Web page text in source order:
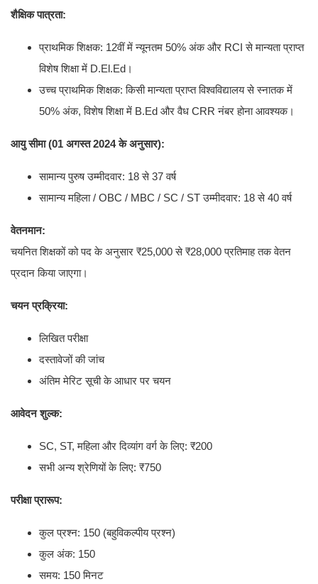
शैक्षिक पात्रता:
प्राथमिक शिक्षक: 12वीं में न्यूनतम 50% अंक और RCI से मान्यता प्राप्त
विशेष शिक्षा में D.El.Ed।
उच्च प्राथमिक शिक्षक: किसी मान्यता प्राप्त विश्वविद्यालय से स्नातक में
50% अंक, विशेष शिक्षा में B.Ed और वैध CRR नंबर होना आवश्यक।
आयु सीमा (01 अगस्त 2024 के अनुसार):
सामान्य पुरुष उम्मीदवार: 18 से 37 वर्ष
सामान्य महिला / OBC / MBC / SC / ST उम्मीदवार: 18 से 40 वर्ष
वेतनमान:
चयनित शिक्षकों को पद के अनुसार ₹25,000 से ₹28,000 प्रतिमाह तक वेतन
प्रदान किया जाएगा।
चयन प्रक्रिया:
लिखित परीक्षा
दस्तावेजों की जांच
अंतिम मेरिट सूची के आधार पर चयन
आवेदन शुल्क:
SC, ST, महिला और दिव्यांग वर्ग के लिए: ₹200
सभी अन्य श्रेणियों के लिए: ₹750
परीक्षा प्रारूप:
कुल प्रश्न: 150 (बहुविकल्पीय प्रश्न)
कुल अंक: 150
समय: 150 मिनट